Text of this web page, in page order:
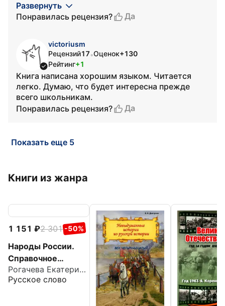
Развернуть
Понравилась рецензия?
Да
victoriusm
Рецензий17•Оценок+130
Рейтинг+1
Книга написана хорошим языком. Читается
легко. Думаю, что будет интересна прежде
всего школьникам.
Понравилась рецензия?
Да
Показать еще 5
Книги из жанра
1 151 2 301 -50%
Народы России.
Справочное
пособие
Рогачева Екатерина Николаевна
Русское слово